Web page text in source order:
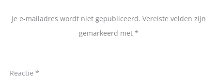
Je e-mailadres wordt niet gepubliceerd. Vereiste velden zijn
gemarkeerd met *
Reactie *